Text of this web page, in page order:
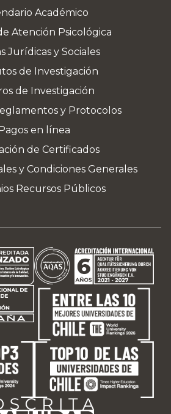
Académico
Atención Psicológica
Jurídicas y Sociales
de Investigación
de Investigación
y Protocolos
en línea
de Certificados
y Condiciones Generales
Recursos Públicos